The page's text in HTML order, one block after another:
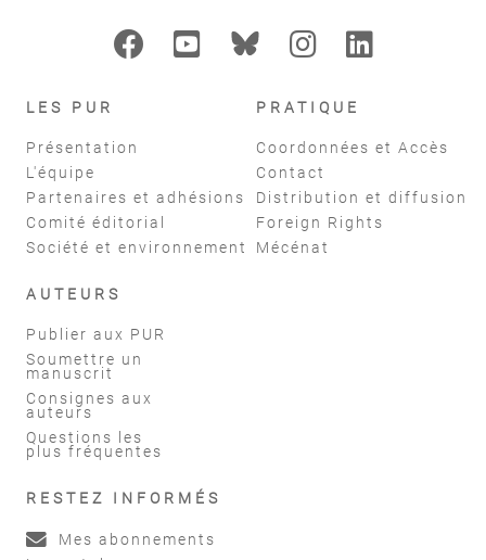
LES PUR
Présentation
L'équipe
Partenaires et adhésions
Comité éditorial
Société et environnement
PRATIQUE
Coordonnées et Accès
Contact
Distribution et diffusion
Foreign Rights
Mécénat
AUTEURS
Publier aux PUR
Soumettre un
manuscrit
Consignes aux
auteurs
Questions les
plus fréquentes
RESTEZ INFORMÉS
Mes abonnements